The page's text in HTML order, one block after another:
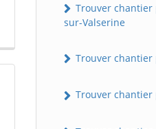
Trouver
sur-Valserine
Trouver
Trouver